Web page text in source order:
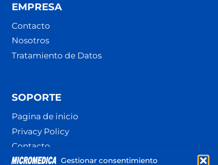
Gestionar consentimiento
EMPRESA
Contacto
Nosotros
Tratamiento de Datos
SOPORTE
Pagina de inicio
Privacy Policy
Contacto
Terminos y Condiciones